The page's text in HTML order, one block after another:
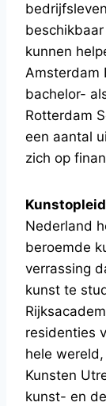
kunnen
Amsterdam
bachelor-
Rotterdam
een aantal
zich op
Nederland
beroemde
verrassing
kunst te
residenties
hele
Kunsten
kunst- en